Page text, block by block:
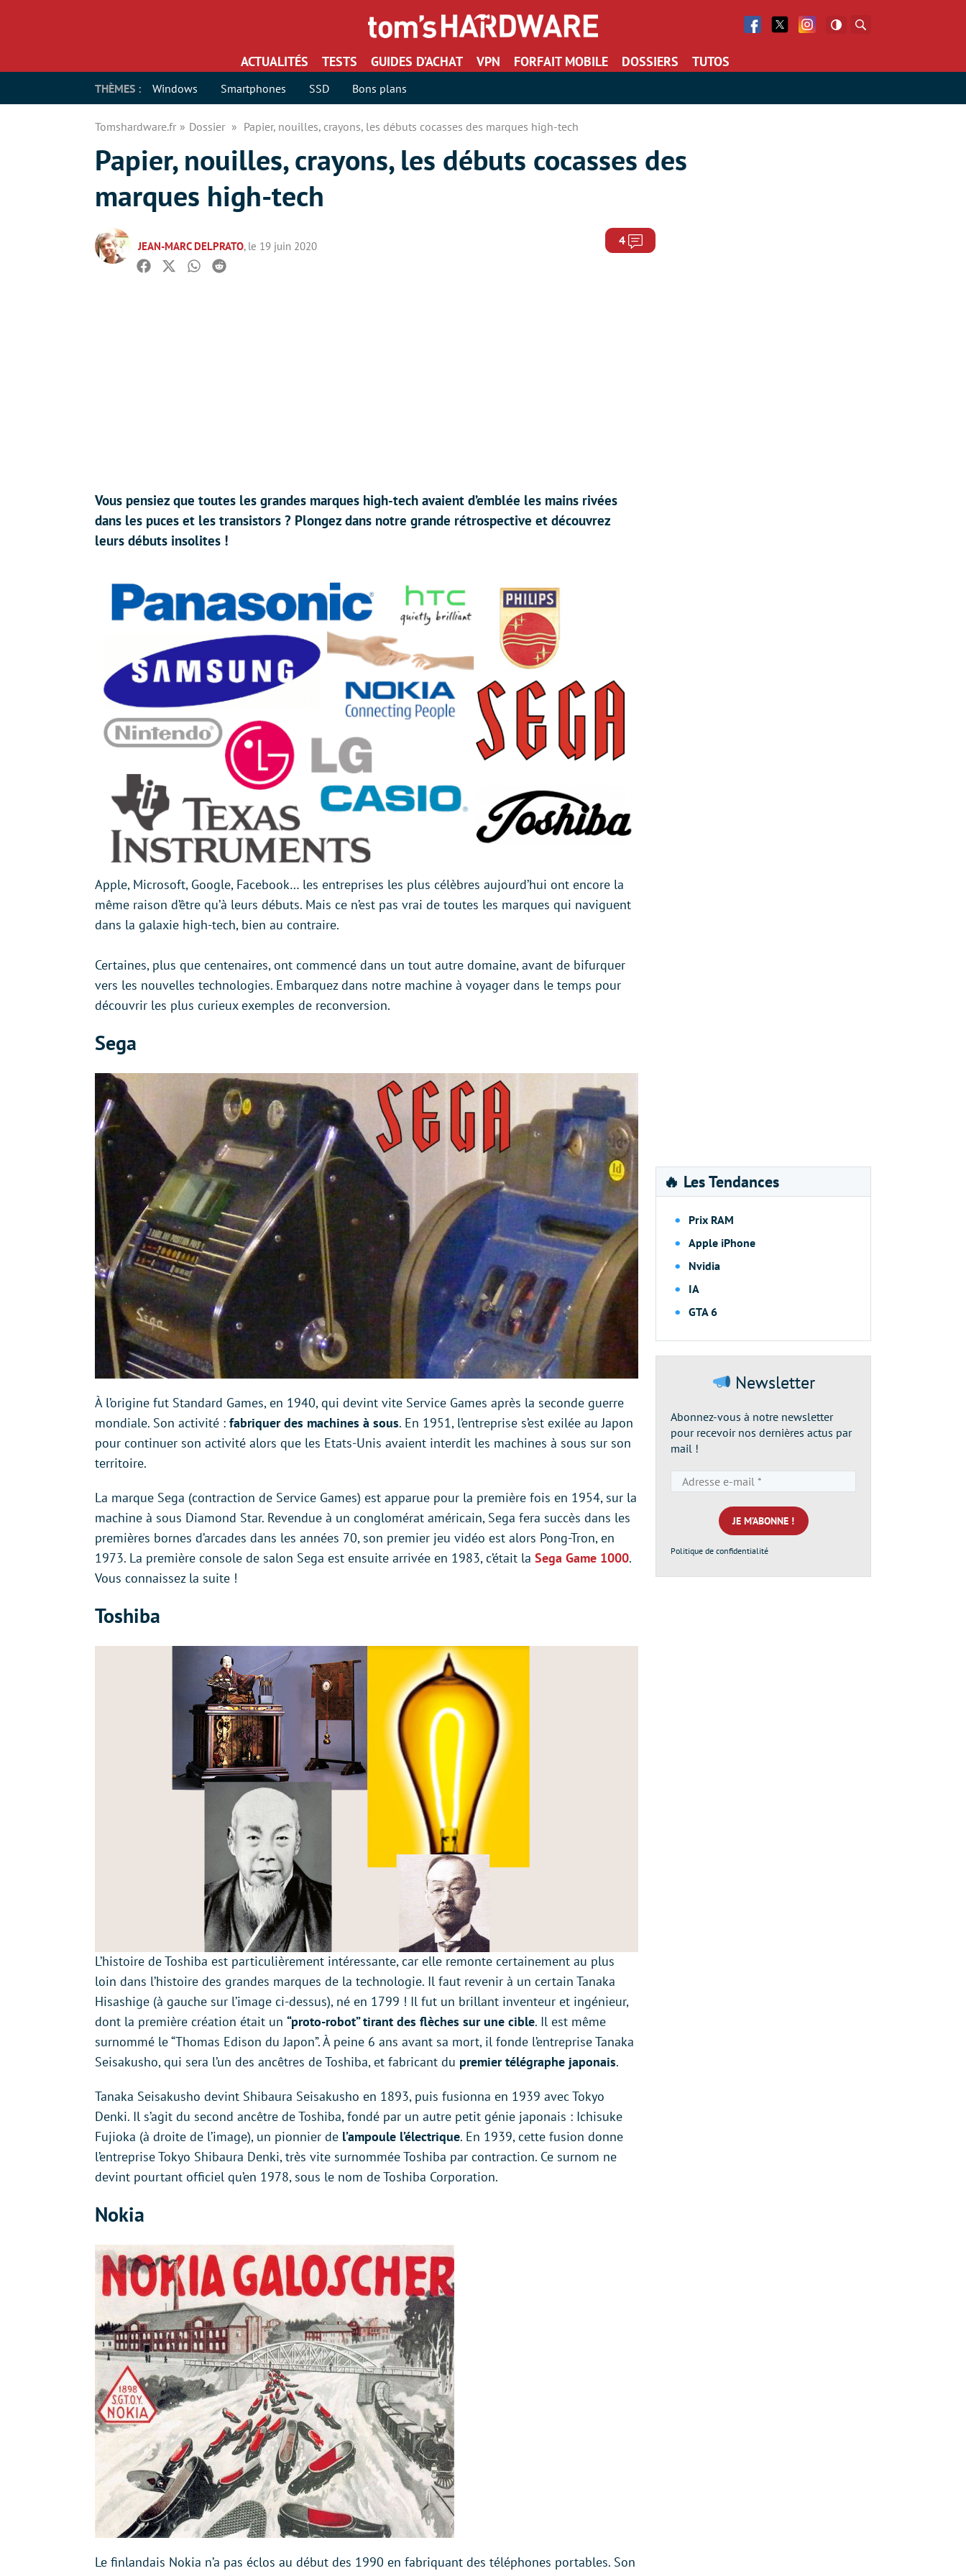
Facebook
Twitter Facebook
ACTUALITÉS TESTS GUIDES D’ACHAT VPN FORFAIT MOBILE DOSSIERS TUTOS
THÈMES : Windows Smartphones SSD Bons plans
Tomshardware.fr Dossier Papier, nouilles, crayons, les débuts cocasses des marques high-tech
Papier, nouilles, crayons, les débuts cocasses des
marques high-tech
JEAN-MARC DELPRATO, le 19 juin 2020 4 Commentaires
Facebook
TwitterWhatsapp
Reddit
Vous pensiez que toutes les grandes marques high-tech avaient d’emblée les mains rivées
dans les puces et les transistors ? Plongez dans notre grande rétrospective et découvrez
leurs débuts insolites !
Apple, Microsoft, Google, Facebook… les entreprises les plus célèbres aujourd’hui ont encore la
même raison d’être qu’à leurs débuts. Mais ce n’est pas vrai de toutes les marques qui naviguent
dans la galaxie high-tech, bien au contraire.
Certaines, plus que centenaires, ont commencé dans un tout autre domaine, avant de bifurquer
vers les nouvelles technologies. Embarquez dans notre machine à voyager dans le temps pour
découvrir les plus curieux exemples de reconversion.
Sega
À l’origine fut Standard Games, en 1940, qui devint vite Service Games après la seconde guerre
mondiale. Son activité : fabriquer des machines à sous. En 1951, l’entreprise s’est exilée au Japon
pour continuer son activité alors que les Etats-Unis avaient interdit les machines à sous sur son
territoire.
La marque Sega (contraction de Service Games) est apparue pour la première fois en 1954, sur la
machine à sous Diamond Star. Revendue à un conglomérat américain, Sega fera succès dans les
premières bornes d’arcades dans les années 70, son premier jeu vidéo est alors Pong-Tron, en
1973. La première console de salon Sega est ensuite arrivée en 1983, c’était la Sega Game 1000.
Vous connaissez la suite !
Toshiba
L’histoire de Toshiba est particulièrement intéressante, car elle remonte certainement au plus
loin dans l’histoire des grandes marques de la technologie. Il faut revenir à un certain Tanaka
Hisashige (à gauche sur l’image ci-dessus), né en 1799 ! Il fut un brillant inventeur et ingénieur,
dont la première création était un “proto-robot” tirant des flèches sur une cible. Il est même
surnommé le “Thomas Edison du Japon”. À peine 6 ans avant sa mort, il fonde l’entreprise Tanaka
Seisakusho, qui sera l’un des ancêtres de Toshiba, et fabricant du premier télégraphe japonais.
Tanaka Seisakusho devint Shibaura Seisakusho en 1893, puis fusionna en 1939 avec Tokyo
Denki. Il s’agit du second ancêtre de Toshiba, fondé par un autre petit génie japonais : Ichisuke
Fujioka (à droite de l’image), un pionnier de l’ampoule l’électrique. En 1939, cette fusion donne
l’entreprise Tokyo Shibaura Denki, très vite surnommée Toshiba par contraction. Ce surnom ne
devint pourtant officiel qu’en 1978, sous le nom de Toshiba Corporation.
Nokia
Le finlandais Nokia n’a pas éclos au début des 1990 en fabriquant des téléphones portables. Son
🔥 Les Tendances
Prix RAM
Apple iPhone
Nvidia
IA
GTA 6
Newsletter
Abonnez-vous à notre newsletter
pour recevoir nos dernières actus par
mail !
e-
mail
*
Politique de confidentialité